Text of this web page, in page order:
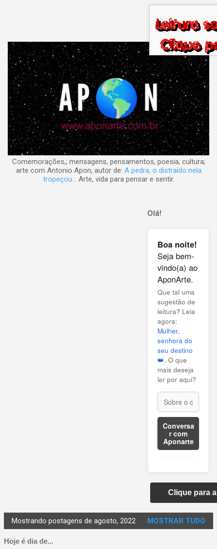
Comemorações,; mensagens, pensamentos, poesia, cultura;
arte com Antonio Apon, autor de: A pedra, o distraído nela
tropeçou... Arte, vida para pensar e sentir.
Olá!
Boa noite!
Seja bem-
vindo(a) ao
AponArte.
Que tal uma
sugestão de
leitura? Leia
agora:
Mulher,
senhora do
seu destino
👑. O que
mais deseja
ler por aqui?
Conversa
r com
Aponarte
Clique para
Mostrando postagens de agosto, 2022 MOSTRAR TUDO
Hoje é dia de...